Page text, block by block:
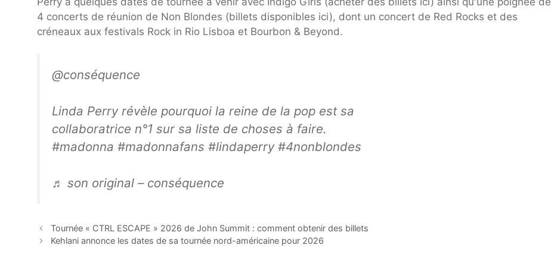
4 concerts de réunion de Non Blondes (billets disponibles ici), dont un concert de Red Rocks et des
créneaux aux festivals Rock in Rio Lisboa et Bourbon & Beyond.
@conséquence
Linda Perry révèle pourquoi la reine de la pop est sa
collaboratrice n°1 sur sa liste de choses à faire.
#madonna #madonnafans #lindaperry #4nonblondes
♬ son original – conséquence
Tournée « CTRL ESCAPE » 2026 de John Summit : comment obtenir des billets
Kehlani annonce les dates de sa tournée nord-américaine pour 2026